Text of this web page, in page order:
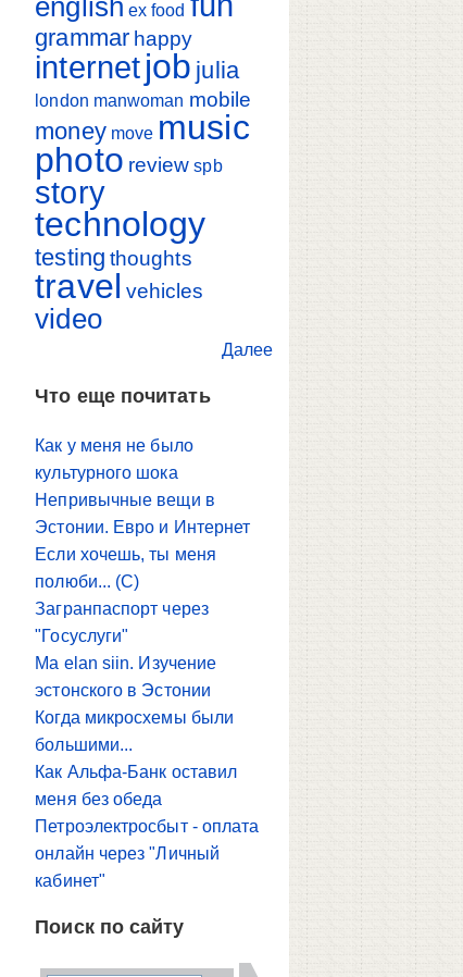
english ex food
grammar happy
internetjob julia
london manwoman mobile
money move music
photo review spb
story
technology
testing thoughts
travel vehicles
video
Далее
Что еще почитать
Как у меня не было
культурного шока
Непривычные вещи в
Эстонии. Евро и Интернет
Если хочешь, ты меня
полюби... (С)
Загранпаспорт через
"Госуслуги"
Ma elan siin. Изучение
эстонского в Эстонии
Когда микросхемы были
большими...
Как Альфа-Банк оставил
меня без обеда
Петроэлектросбыт - оплата
онлайн через "Личный
кабинет"
Поиск по сайту